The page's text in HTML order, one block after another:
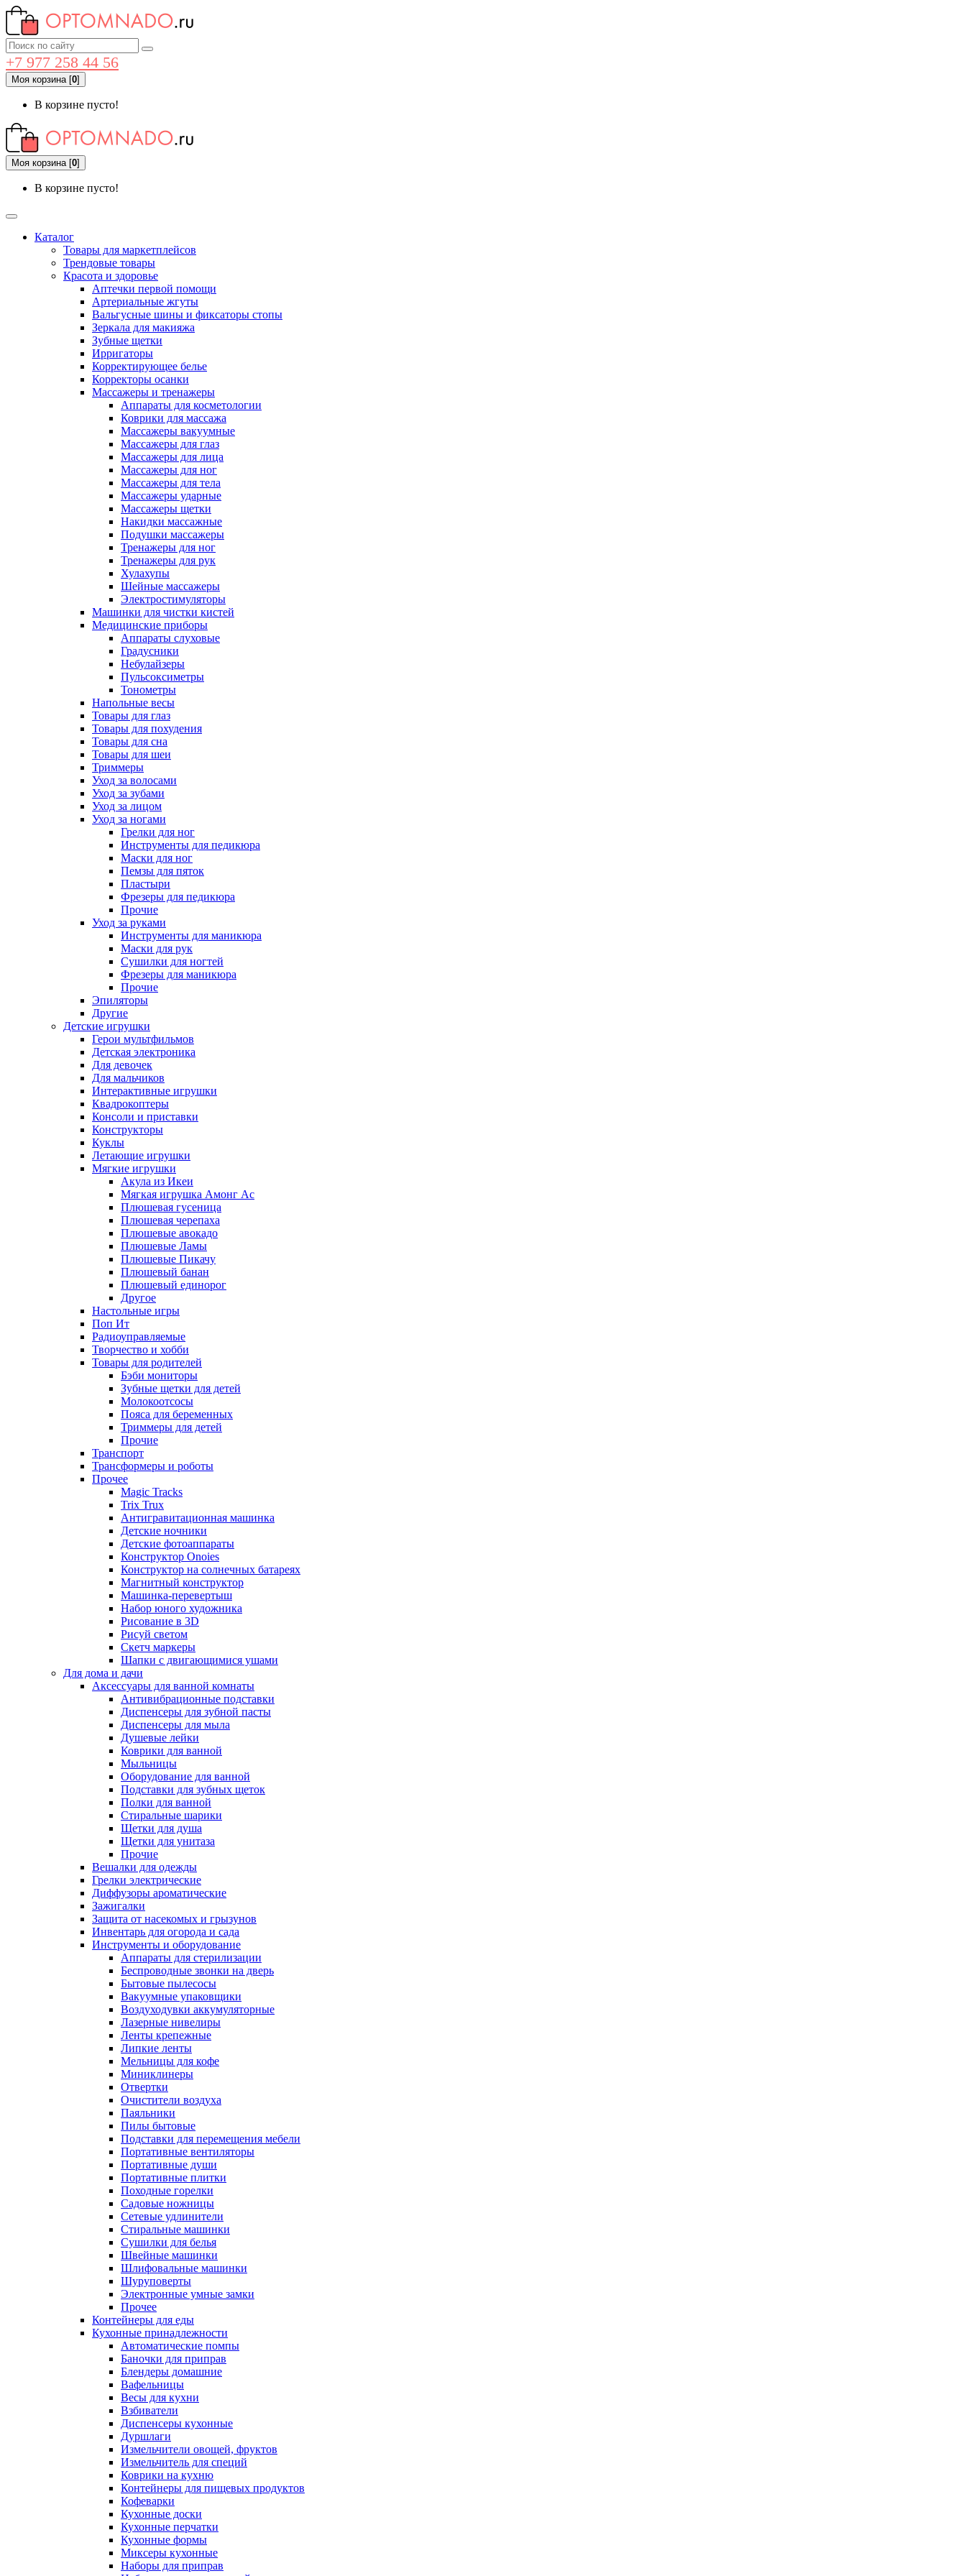
+7 977 258 44 56
Моя корзина[0]
В корзине пусто!
Моя корзина[0]
В корзине пусто!
Каталог
Товары для маркетплейсов
Трендовые товары
Красота и здоровье
Аптечки первой помощи
Артериальные жгуты
Вальгусные шины и фиксаторы стопы
Зеркала для макияжа
Зубные щетки
Ирригаторы
Корректирующее белье
Корректоры осанки
Массажеры и тренажеры
Аппараты для косметологии
Коврики для массажа
Массажеры вакуумные
Массажеры для глаз
Массажеры для лица
Массажеры для ног
Массажеры для тела
Массажеры ударные
Массажеры щетки
Накидки массажные
Подушки массажеры
Тренажеры для ног
Тренажеры для рук
Хулахупы
Шейные массажеры
Электростимуляторы
Машинки для чистки кистей
Медицинские приборы
Аппараты слуховые
Градусники
Небулайзеры
Пульсоксиметры
Тонометры
Напольные весы
Товары для глаз
Товары для похудения
Товары для сна
Товары для шеи
Триммеры
Уход за волосами
Уход за зубами
Уход за лицом
Уход за ногами
Грелки для ног
Инструменты для педикюра
Маски для ног
Пемзы для пяток
Пластыри
Фрезеры для педикюра
Прочие
Уход за руками
Инструменты для маникюра
Маски для рук
Сушилки для ногтей
Фрезеры для маникюра
Прочие
Эпиляторы
Другие
Детские игрушки
Герои мультфильмов
Детская электроника
Для девочек
Для мальчиков
Интерактивные игрушки
Квадрокоптеры
Консоли и приставки
Конструкторы
Куклы
Летающие игрушки
Мягкие игрушки
Акула из Икеи
Мягкая игрушка Амонг Ас
Плюшевая гусеница
Плюшевая черепаха
Плюшевые авокадо
Плюшевые Ламы
Плюшевые Пикачу
Плюшевый банан
Плюшевый единорог
Другое
Настольные игры
Поп Ит
Радиоуправляемые
Творчество и хобби
Товары для родителей
Бэби мониторы
Зубные щетки для детей
Молокоотсосы
Пояса для беременных
Триммеры для детей
Прочие
Транспорт
Трансформеры и роботы
Прочее
Magic Tracks
Trix Trux
Антигравитационная машинка
Детские ночники
Детские фотоаппараты
Конструктор Onoies
Конструктор на солнечных батареях
Магнитный конструктор
Машинка-перевертыш
Набор юного художника
Рисование в 3D
Рисуй светом
Скетч маркеры
Шапки с двигающимися ушами
Для дома и дачи
Аксессуары для ванной комнаты
Антивибрационные подставки
Диспенсеры для зубной пасты
Диспенсеры для мыла
Душевые лейки
Коврики для ванной
Мыльницы
Оборудование для ванной
Подставки для зубных щеток
Полки для ванной
Стиральные шарики
Щетки для душа
Щетки для унитаза
Прочие
Вешалки для одежды
Грелки электрические
Диффузоры ароматические
Зажигалки
Защита от насекомых и грызунов
Инвентарь для огорода и сада
Инструменты и оборудование
Аппараты для стерилизации
Беспроводные звонки на дверь
Бытовые пылесосы
Вакуумные упаковщики
Воздуходувки аккумуляторные
Лазерные нивелиры
Ленты крепежные
Липкие ленты
Мельницы для кофе
Миниклинеры
Отвертки
Очистители воздуха
Паяльники
Пилы бытовые
Подставки для перемещения мебели
Портативные вентиляторы
Портативные души
Портативные плитки
Походные горелки
Садовые ножницы
Сетевые удлинители
Стиральные машинки
Сушилки для белья
Швейные машинки
Шлифовальные машинки
Шуруповерты
Электронные умные замки
Прочее
Контейнеры для еды
Кухонные принадлежности
Автоматические помпы
Баночки для приправ
Блендеры домашние
Вафельницы
Весы для кухни
Взбиватели
Диспенсеры кухонные
Дуршлаги
Измельчители овощей, фруктов
Измельчитель для специй
Коврики на кухню
Контейнеры для пищевых продуктов
Кофеварки
Кухонные доски
Кухонные перчатки
Кухонные формы
Миксеры кухонные
Наборы для приправ